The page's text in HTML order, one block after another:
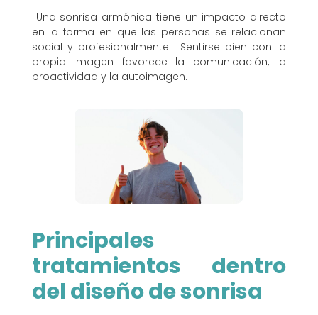
Una sonrisa armónica tiene un impacto directo
en la forma en que las personas se relacionan
social y profesionalmente. Sentirse bien con la
propia imagen favorece la comunicación, la
proactividad y la autoimagen.
Principales
tratamientos dentro
del diseño de sonrisa